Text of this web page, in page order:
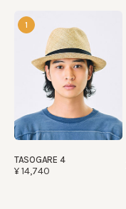
1
TASOGARE 4
¥14,740